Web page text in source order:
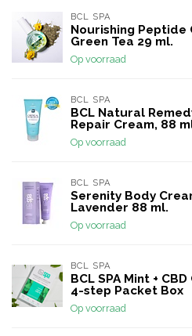
BCL SPA
Nourishing Peptide
Green Tea 29 ml.
Op voorraad
BCL SPA
BCL Natural
Repair Cream, 88
Op voorraad
BCL SPA
Serenity Body
Lavender 88 ml.
Op voorraad
BCL SPA
BCL SPA Mint +
4-step Packet Box
Op voorraad